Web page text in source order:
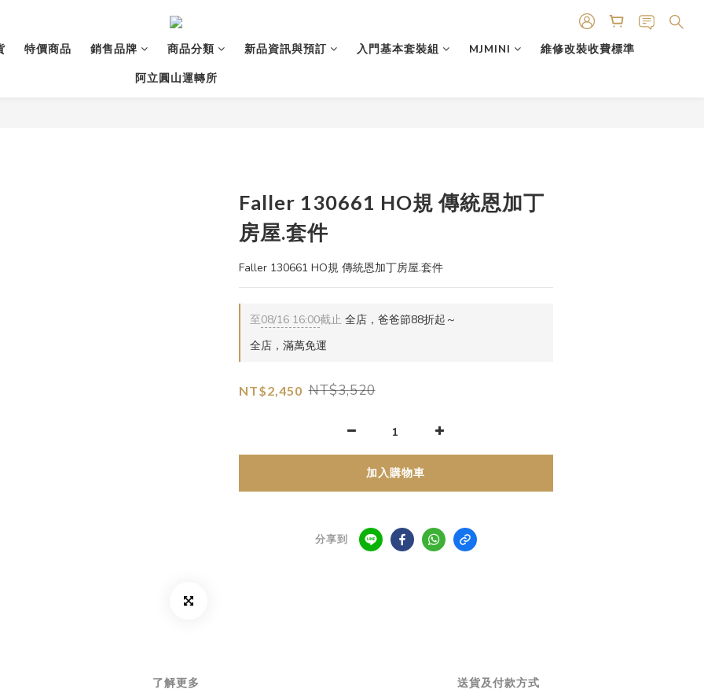
特價商品 銷售品牌 商品分類 新品資訊與預訂 入門基本套裝組 MJMINI
維修改裝收費標準
阿立圓山運轉所
Faller 130661 HO規 傳統恩加丁
房屋.套件
Faller 130661 HO規 傳統恩加丁房屋.套件
至08/16 16:00截止全店，爸爸節88折起～
全店，滿萬免運
NT$2,450 NT$3,520
加入購物車
分享到
了解更多 送貨及付款方式